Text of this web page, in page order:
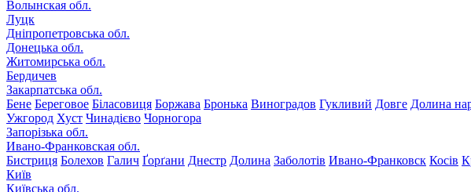
Волынская обл.
Луцк
Дніпропетровська обл.
Донецька обл.
Житомирська обл.
Бердичев
Закарпатська обл.
Бене Береговое Біласовиця Боржава Бронька Виноградов Гукливий Довге Долина
Ужгород Хуст Чинадієво Чорногора
Запорізька обл.
Ивано-Франковская обл.
Бистриця Болехов Галич Ґорґани Днестр Долина Заболотів Ивано-Франковск Косів
Київ
Київська обл.